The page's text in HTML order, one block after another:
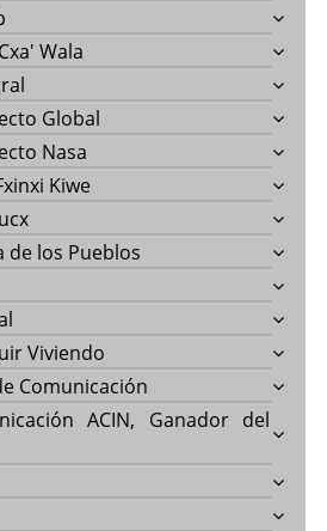
Wala
Global
Nasa
Kiwe
de los Pueblos
Viviendo
Comunicación
ACIN, Ganador del